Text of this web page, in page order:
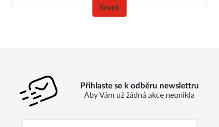
Koupit
Přihlaste se k odběru newslettru
Aby Vám už žádná akce neunikla